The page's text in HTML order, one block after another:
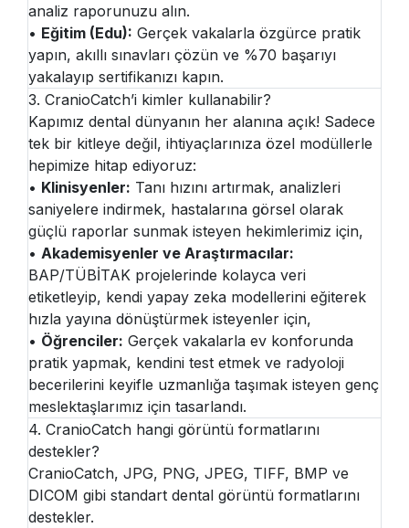
analiz raporunuzu alın.
• Eğitim (Edu): Gerçek vakalarla özgürce pratik
yapın, akıllı sınavları çözün ve %70 başarıyı
yakalayıp sertifikanızı kapın.
3. CranioCatch’i kimler kullanabilir?
Kapımız dental dünyanın her alanına açık! Sadece
tek bir kitleye değil, ihtiyaçlarınıza özel modüllerle
hepimize hitap ediyoruz:
• Klinisyenler: Tanı hızını artırmak, analizleri
saniyelere indirmek, hastalarına görsel olarak
güçlü raporlar sunmak isteyen hekimlerimiz için,
• Akademisyenler ve Araştırmacılar:
BAP/TÜBİTAK projelerinde kolayca veri
etiketleyip, kendi yapay zeka modellerini eğiterek
hızla yayına dönüştürmek isteyenler için,
• Öğrenciler: Gerçek vakalarla ev konforunda
pratik yapmak, kendini test etmek ve radyoloji
becerilerini keyifle uzmanlığa taşımak isteyen genç
meslektaşlarımız için tasarlandı.
4. CranioCatch hangi görüntü formatlarını
destekler?
CranioCatch, JPG, PNG, JPEG, TIFF, BMP ve
DICOM gibi standart dental görüntü formatlarını
destekler.